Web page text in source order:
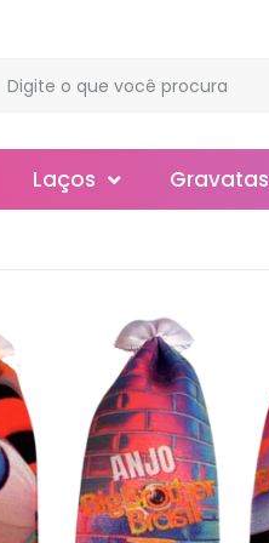
Laços
Slim
Gravatas
Normal
Smoking